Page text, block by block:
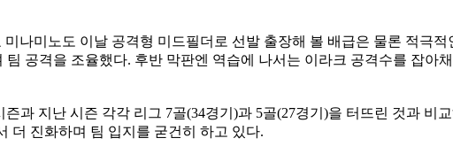
나미노도 이날 공격형 미드필더로 선발 출장해 볼 배급은 물론 적극
공격을 조율했다. 후반 막판엔 역습에 나서는 이라크 공격수를 잡아
과 지난 시즌 각각 리그 7골(34경기)과 5골(27경기)을 터뜨린 것과 비
더 진화하며 팀 입지를 굳건히 하고 있다.